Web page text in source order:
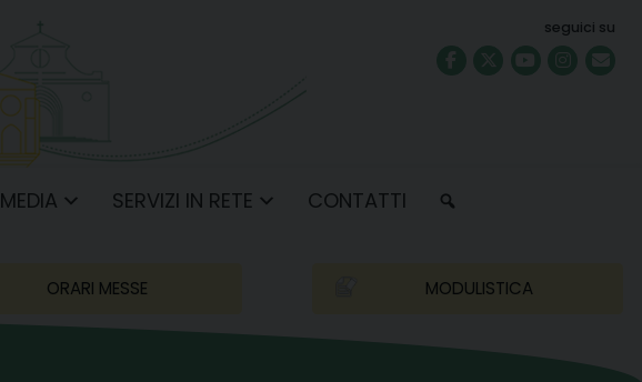
seguici su
MEDIA SERVIZI IN RETE CONTATTI
ORARI MESSE MODULISTICA